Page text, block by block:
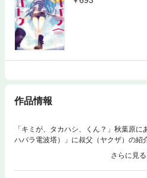
作品情報
「キミが、タカハシ、くん？」秋葉原
ハバラ電波塔）」に叔父（ヤクザ）の紹
（浪人）は、そこで「異世界の勇者」
るマンションの住人は「異世界の勇者」
をはじめ、着ぐるみの天才美少女、昭和